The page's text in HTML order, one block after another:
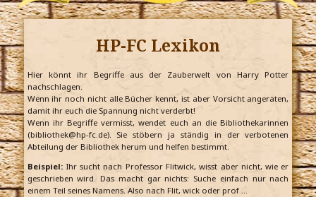
Der HP-FC
Hogwarts
Zauberwelt
Willkommen
Jetzt Fanclub-Mitglied werden!
HP-FC Lexikon
Hier könnt ihr Begriffe aus der Zauberwelt von Harry Potter
nachschlagen.
Wenn ihr noch nicht alle Bücher kennt, ist aber Vorsicht angeraten,
damit ihr euch die Spannung nicht verderbt!
Wenn ihr Begriffe vermisst, wendet euch an die Bibliothekarinnen
(bibliothek@hp-fc.de). Sie stöbern ja ständig in der verbotenen
Abteilung der Bibliothek herum und helfen bestimmt.
Beispiel:Ihr sucht nach Professor Flitwick, wisst aber nicht, wie er
geschrieben wird. Das macht gar nichts: Suche einfach nur nach
einem Teil seines Namens. Also nach Flit, wick oder prof …